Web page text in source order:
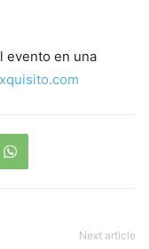
evento en una
Next article